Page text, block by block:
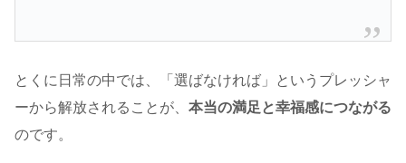
とくに日常の中では、「選ばなければ」というプレッシャ
ーから解放されることが、 本当の満足と幸福感につながる
のです。